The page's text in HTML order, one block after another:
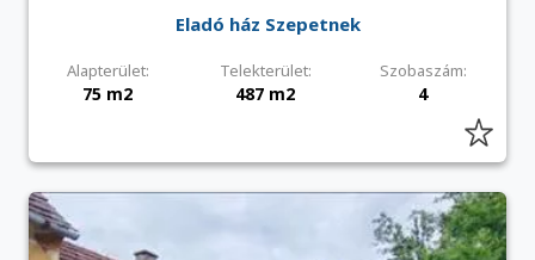
Eladó ház Szepetnek
Alapterület: Telekterület: Szobaszám:
75 m2 487 m2 4